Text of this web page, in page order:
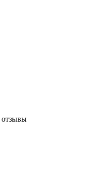
отзывы